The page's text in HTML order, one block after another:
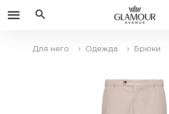
Для него › Одежда › Брюки